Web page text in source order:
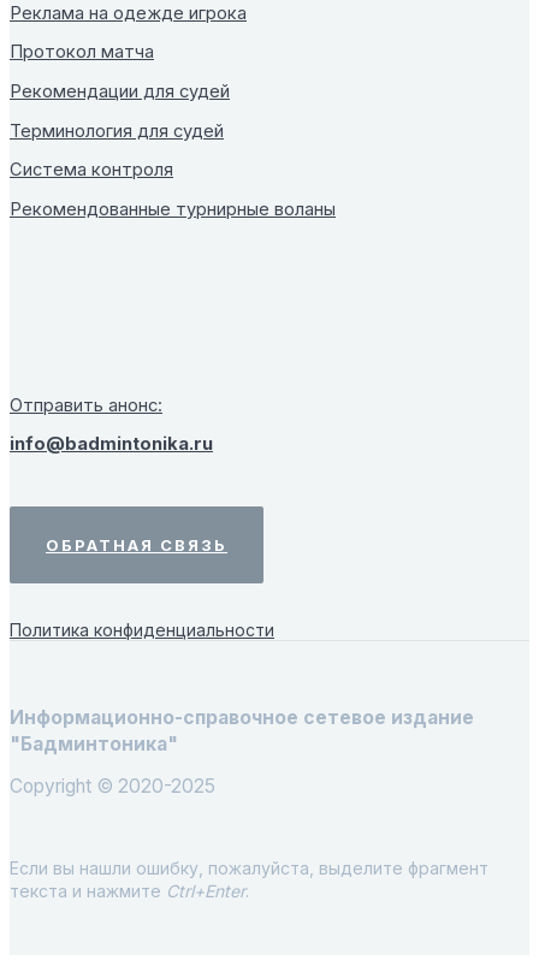
Реклама на одежде игрока
Протокол матча
Рекомендации для судей
Терминология для судей
Система контроля
Рекомендованные турнирные воланы
Отправить анонс:
info@badmintonika.ru
ОБРАТНАЯ СВЯЗЬ
Политика конфиденциальности
Информационно-справочное сетевое издание
"Бадминтоника"
Copyright © 2020-2025
Если вы нашли ошибку, пожалуйста, выделите фрагмент
текста и нажмите Ctrl+Enter.